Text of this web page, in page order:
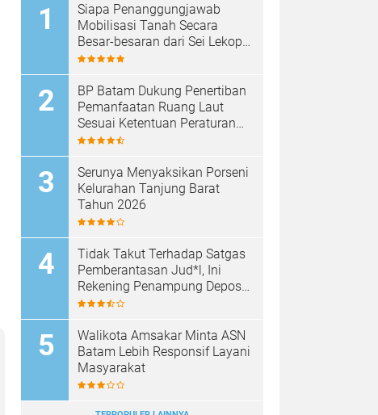
Siapa Penanggungjawab
Mobilisasi Tanah Secara
Besar-besaran dari Sei Lekop
ke Marina Sekupang Batam?
BP Batam Dukung Penertiban
Pemanfaatan Ruang Laut
Sesuai Ketentuan Peraturan
Perundang-undangan
Serunya Menyaksikan Porseni
Kelurahan Tanjung Barat
Tahun 2026
Tidak Takut Terhadap Satgas
Pemberantasan Jud*l, Ini
Rekening Penampung Deposit
di Situs MENARA4D
Walikota Amsakar Minta ASN
Batam Lebih Responsif Layani
Masyarakat